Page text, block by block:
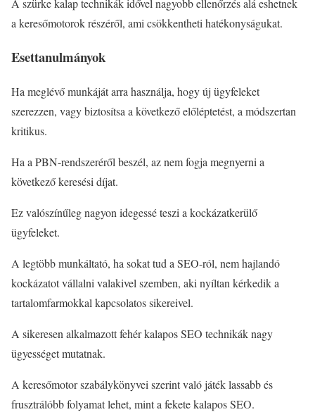
a keresőmotorok részéről, ami csökkentheti hatékonyságukat.
Esettanulmányok
Ha meglévő munkáját arra használja, hogy új ügyfeleket
szerezzen, vagy biztosítsa a következő előléptetést, a módszertan
kritikus.
Ha a PBN-rendszeréről beszél, az nem fogja megnyerni a
következő keresési díjat.
Ez valószínűleg nagyon idegessé teszi a kockázatkerülő
ügyfeleket.
A legtöbb munkáltató, ha sokat tud a SEO-ról, nem hajlandó
kockázatot vállalni valakivel szemben, aki nyíltan kérkedik a
tartalomfarmokkal kapcsolatos sikereivel.
A sikeresen alkalmazott fehér kalapos SEO technikák nagy
ügyességet mutatnak.
A keresőmotor szabálykönyvei szerint való játék lassabb és
frusztrálóbb folyamat lehet, mint a fekete kalapos SEO.